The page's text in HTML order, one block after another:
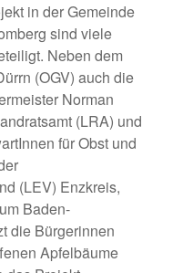
in der Gemeinde
sind viele
Neben dem
(OGV) auch die
Norman
(LRA) und
für Obst und
(LEV) Enzkreis,
Baden-
die Bürgerinnen
Apfelbäume